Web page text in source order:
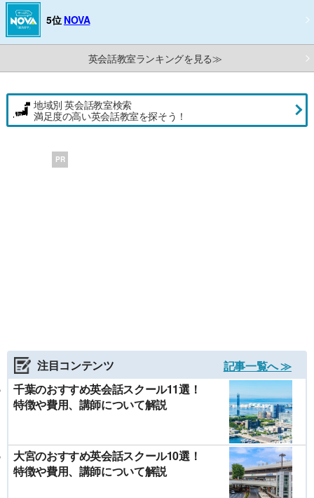
5位 NOVA
英会話教室ランキングを見る≫
地域別 英会話教室検索
満足度の高い英会話教室を探そう！
PR
注目コンテンツ
記事一覧へ ≫
千葉のおすすめ英会話スクール11選！
特徴や費用、講師について解説
大宮のおすすめ英会話スクール10選！
特徴や費用、講師について解説